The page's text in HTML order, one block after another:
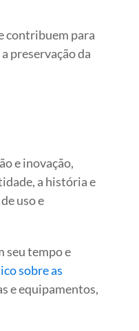
contribuem para
preservação da
e inovação,
a história e
uso e
seu tempo e
sobre as
e equipamentos,